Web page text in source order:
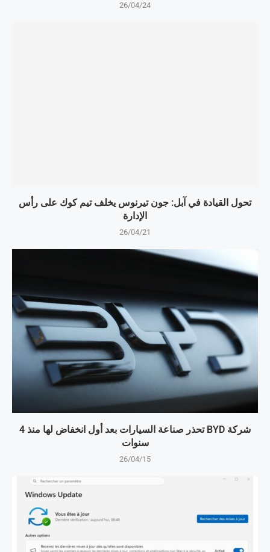
26/04/24
تحول القيادة في آبل: جون تيرنوس يخلف تيم كوك على رأس
الإدارة
26/04/21
شركة BYD تحذر صناعة السيارات بعد أول انخفاض لها منذ 4
سنوات
26/04/15